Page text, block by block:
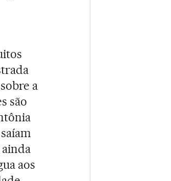
a
são
ainda
aos